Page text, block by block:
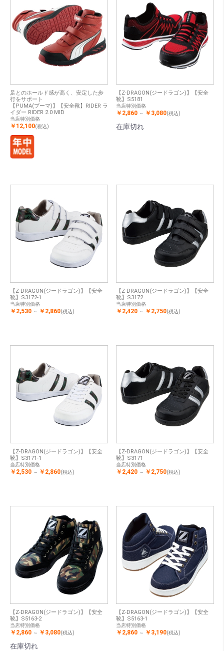
足とのホールド感が高く、安定した歩
行をサポート
【PUMA(プーマ)】【安全靴】RIDER ラ
イダー RIDER 2.0 MID
当店特別価格
￥12,100(税込)
【Z-DRAGON(ジードラゴン)】【安全
靴】S5181
当店特別価格
￥2,860 ～ ￥3,080(税込)
在庫切れ
【Z-DRAGON(ジードラゴン)】【安全
靴】S3172-1
当店特別価格
￥2,530 ～ ￥2,860(税込)
【Z-DRAGON(ジードラゴン)】【安全
靴】S3172
当店特別価格
￥2,420 ～ ￥2,750(税込)
【Z-DRAGON(ジードラゴン)】【安全
靴】S3171-1
当店特別価格
￥2,530 ～ ￥2,860(税込)
【Z-DRAGON(ジードラゴン)】【安全
靴】S3171
当店特別価格
￥2,420 ～ ￥2,750(税込)
【Z-DRAGON(ジードラゴン)】【安全
靴】S5163-2
当店特別価格
￥2,860 ～ ￥3,080(税込)
在庫切れ
【Z-DRAGON(ジードラゴン)】【安全
靴】S5163-1
当店特別価格
￥2,860 ～ ￥3,190(税込)